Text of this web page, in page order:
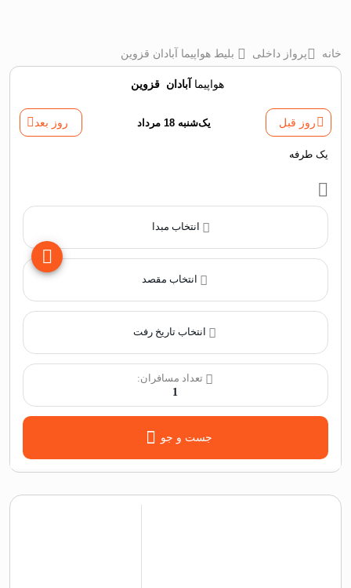
خانه پرواز داخلی بلیط هواپیما آبادان قزوین
هواپیما آبادان ‌قزوین
روز قبل یک‌شنبه 18 مرداد روز بعد
یک طرفه
انتخاب مبدا
انتخاب مقصد
تعداد مسافران:
1
جست و جو